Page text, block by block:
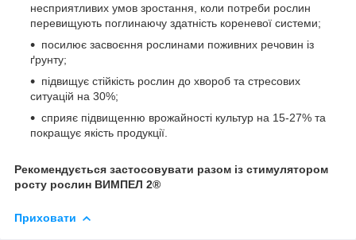
несприятливих умов зростання, коли потреби рослин
перевищують поглинаючу здатність кореневої системи;
посилює засвоєння рослинами поживних речовин із
ґрунту;
підвищує стійкість рослин до хвороб та стресових
ситуацій на 30%;
сприяє підвищенню врожайності культур на 15-27% та
покращує якість продукції.
Рекомендується застосовувати разом із стимулятором
росту рослин ВИМПЕЛ 2®
Приховати